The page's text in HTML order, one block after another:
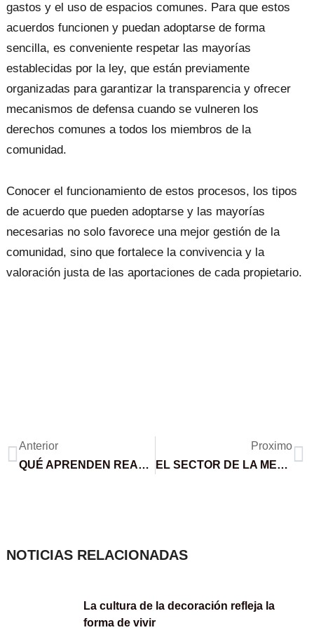
gastos y el uso de espacios comunes. Para que estos
acuerdos funcionen y puedan adoptarse de forma
sencilla, es conveniente respetar las mayorías
establecidas por la ley, que están previamente
organizadas para garantizar la transparencia y ofrecer
mecanismos de defensa cuando se vulneren los
derechos comunes a todos los miembros de la
comunidad.
Conocer el funcionamiento de estos procesos, los tipos
de acuerdo que pueden adoptarse y las mayorías
necesarias no solo favorece una mejor gestión de la
comunidad, sino que fortalece la convivencia y la
valoración justa de las aportaciones de cada propietario.
Ant
Anterior
QUÉ APRENDEN REALMENTE LAS PERSONAS CUANDO PRACTICAN YOGA.
Proximo
EL SECTOR DE LA MEDICINA YA SE BENEFICIA DE LAS IMPRESIONES EN 3D
NOTICIAS RELACIONADAS
La cultura de la decoración refleja la
forma de vivir